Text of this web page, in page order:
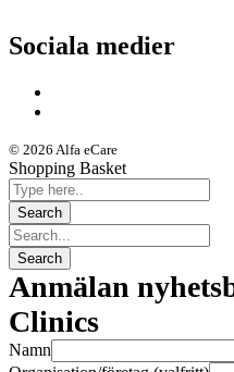
Sociala medier
© 2026 Alfa eCare
Shopping Basket
Anmälan
Clinics
Namn